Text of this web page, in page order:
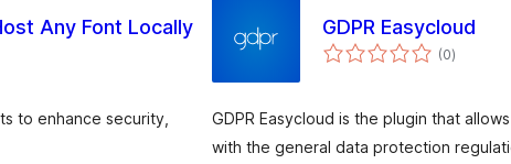
Any Font Locally
to enhance security,
GDPR Easycloud
(0total
ratings
)
GDPR Easycloud is the plugin that
with the general data protection